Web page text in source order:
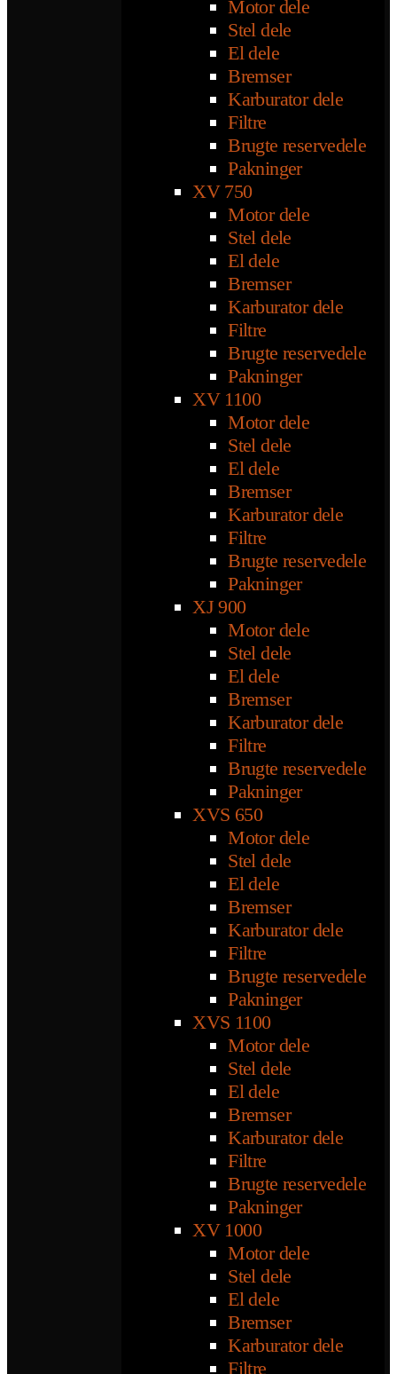
Motor dele
Stel dele
El dele
Bremser
Karburator dele
Filtre
Brugte reservedele
Pakninger
XV 750
Motor dele
Stel dele
El dele
Bremser
Karburator dele
Filtre
Brugte reservedele
Pakninger
XV 1100
Motor dele
Stel dele
El dele
Bremser
Karburator dele
Filtre
Brugte reservedele
Pakninger
XJ 900
Motor dele
Stel dele
El dele
Bremser
Karburator dele
Filtre
Brugte reservedele
Pakninger
XVS 650
Motor dele
Stel dele
El dele
Bremser
Karburator dele
Filtre
Brugte reservedele
Pakninger
XVS 1100
Motor dele
Stel dele
El dele
Bremser
Karburator dele
Filtre
Brugte reservedele
Pakninger
XV 1000
Motor dele
Stel dele
El dele
Bremser
Karburator dele
Filtre